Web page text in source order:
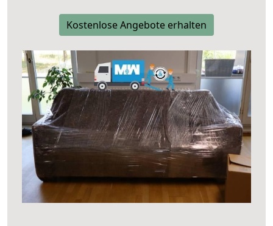
Kostenlose Angebote erhalten